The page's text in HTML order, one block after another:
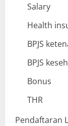
Salary
Health
BPJS
BPJS
Bonus
THR
Pendaftaran